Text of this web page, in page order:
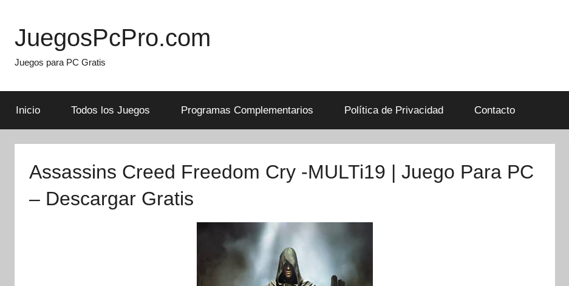
content
JuegosPcPro.com
Juegos para PC Gratis
Inicio Todos los Juegos Programas Complementarios Política de Privacidad Contacto
Assassins Creed Freedom Cry -MULTi19 | Juego Para PC
– Descargar Gratis